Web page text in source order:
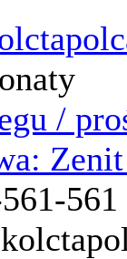
/
561